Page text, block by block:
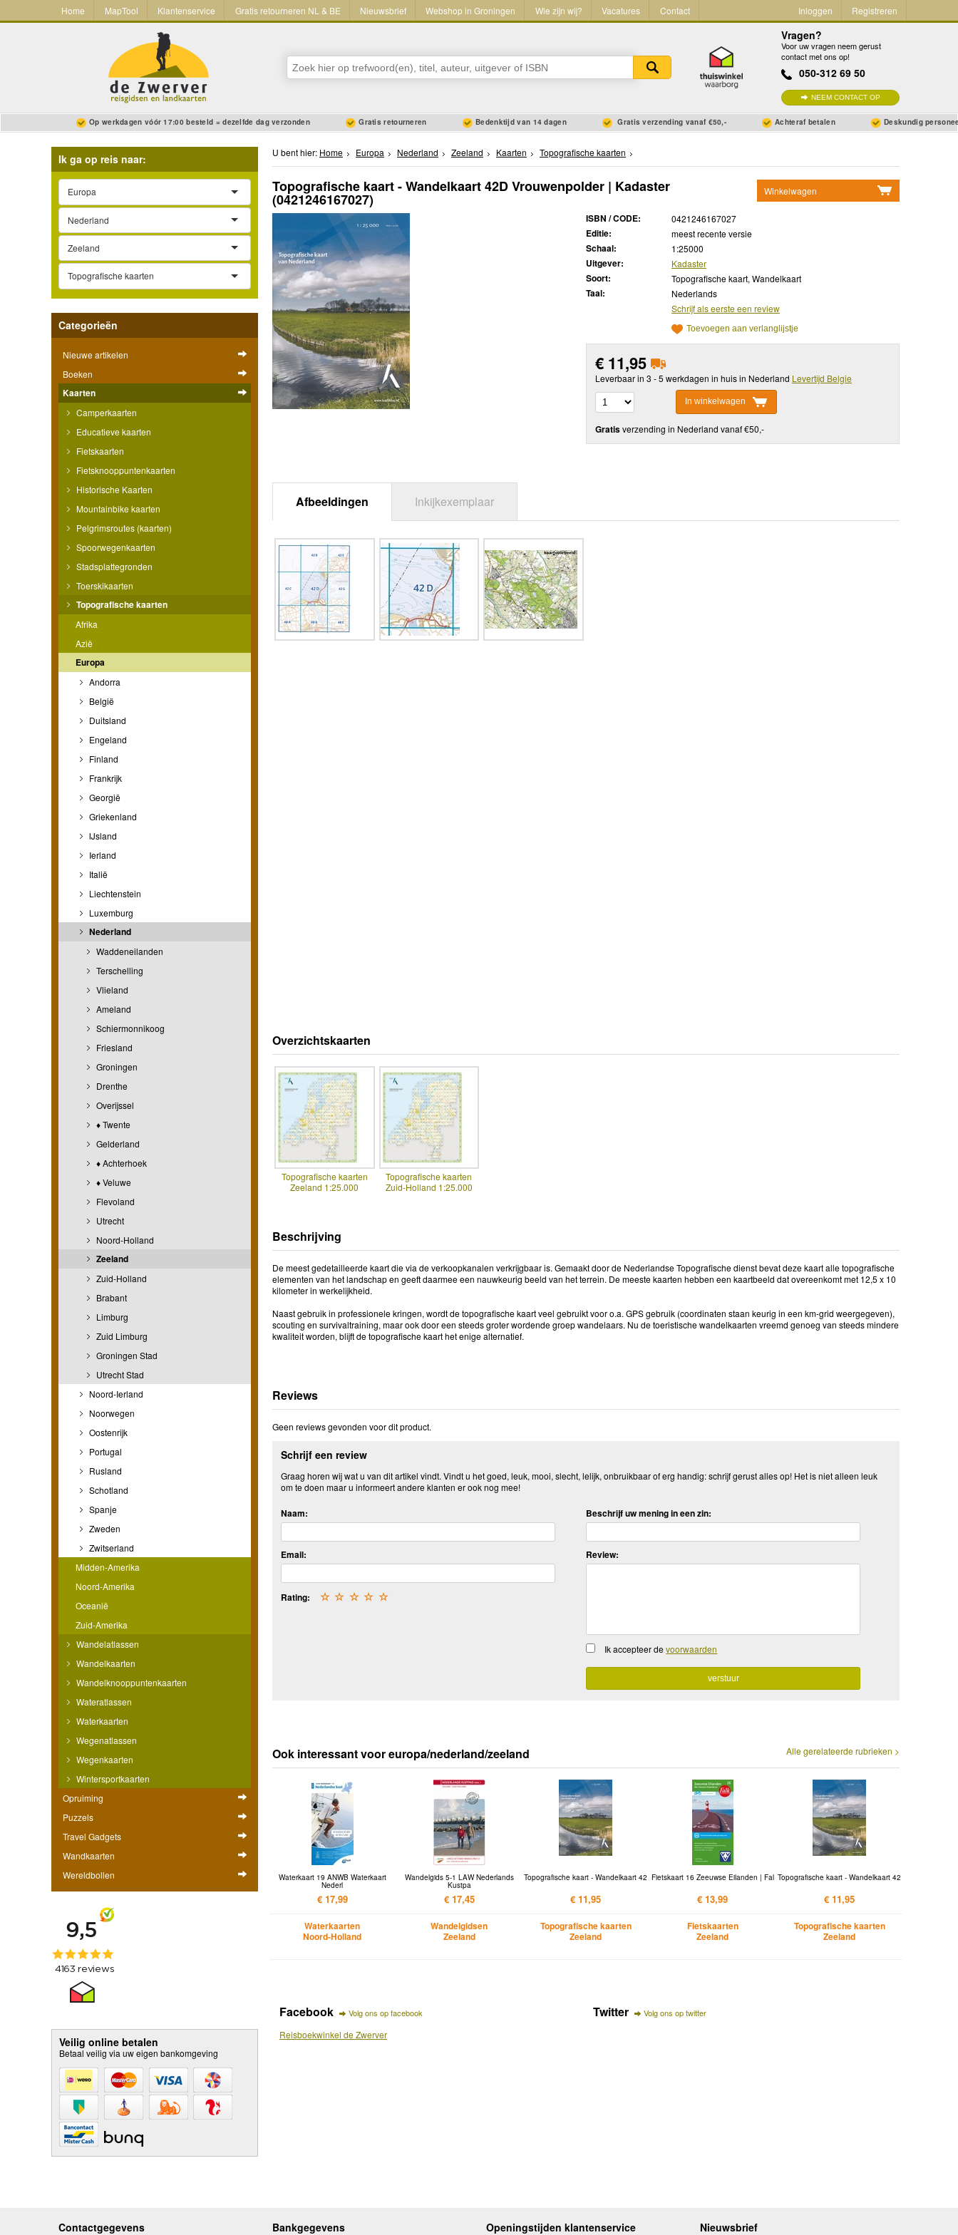
Home MapTool Klantenservice Gratis retourneren NL & BE Nieuwsbrief Webshop in Groningen Wie zijn wij? Vacatures Contact Inloggen Registreren
Vragen?
Voor uw vragen neem gerust
contact met ons op!
050-312 69 50
NEEM CONTACT OP
Op werkdagen vóór 17:00 besteld = dezelfde dag verzonden Gratis retourneren Bedenktijd van 14 dagen Gratis verzending vanaf €50,- Achteraf betalen Deskundig
Ik ga op reis naar:
Europa
Nederland
Zeeland
Topografische kaarten
Categorieën
Nieuwe artikelen
Boeken
Kaarten
Camperkaarten
Educatieve kaarten
Fietskaarten
Fietsknooppuntenkaarten
Historische Kaarten
Mountainbike kaarten
Pelgrimsroutes (kaarten)
Spoorwegenkaarten
Stadsplattegronden
Toerskikaarten
Topografische kaarten
Afrika
Azië
Europa
Andorra
België
Duitsland
Engeland
Finland
Frankrijk
Georgië
Griekenland
IJsland
Ierland
Italië
Liechtenstein
Luxemburg
Nederland
Waddeneilanden
Terschelling
Vlieland
Ameland
Schiermonnikoog
Friesland
Groningen
Drenthe
Overijssel
♦ Twente
Gelderland
♦ Achterhoek
♦ Veluwe
Flevoland
Utrecht
Noord-Holland
Zeeland
Zuid-Holland
Brabant
Limburg
Zuid Limburg
Groningen Stad
Utrecht Stad
Noord-Ierland
Noorwegen
Oostenrijk
Portugal
Rusland
Schotland
Spanje
Zweden
Zwitserland
Midden-Amerika
Noord-Amerika
Oceanië
Zuid-Amerika
Wandelatlassen
Wandelkaarten
Wandelknooppuntenkaarten
Wateratlassen
Waterkaarten
Wegenatlassen
Wegenkaarten
Wintersportkaarten
Opruiming
Puzzels
Travel Gadgets
Wandkaarten
Wereldbollen
Veilig online betalen
Betaal veilig via uw eigen bankomgeving
U bent hier: Home Europa Nederland Zeeland Kaarten Topografische kaarten
Winkelwagen
Topografische kaart - Wandelkaart 42D Vrouwenpolder | Kadaster
(0421246167027)
ISBN / CODE: 0421246167027
Editie: meest recente versie
Schaal: 1:25000
Uitgever: Kadaster
Soort: Topografische kaart, Wandelkaart
Taal:
Nederlands
Schrijf als eerste een review
Toevoegen aan verlanglijstje
€ 11,95
Leverbaar in 3 - 5 werkdagen in huis in Nederland Levertijd Belgie
In winkelwagen
Gratisverzending in Nederland vanaf €50,-
Afbeeldingen Inkijkexemplaar
Overzichtskaarten
Topografische kaarten
Zeeland 1:25.000
Topografische kaarten
Zuid-Holland 1:25.000
Beschrijving
De meest gedetailleerde kaart die via de verkoopkanalen verkrijgbaar is. Gemaakt door de Nederlandse Topografische dienst bevat deze kaart alle topografische
elementen van het landschap en geeft daarmee een nauwkeurig beeld van het terrein. De meeste kaarten hebben een kaartbeeld dat overeenkomt met 12,5 x 10
kilometer in werkelijkheid.
Naast gebruik in professionele kringen, wordt de topografische kaart veel gebruikt voor o.a. GPS gebruik (coordinaten staan keurig in een km-grid weergegeven),
scouting en survivaltraining, maar ook door een steeds groter wordende groep wandelaars. Nu de toeristische wandelkaarten vreemd genoeg van steeds mindere
kwaliteit worden, blijft de topografische kaart het enige alternatief.
Reviews
Geen reviews gevonden voor dit product.
Schrijf een review
Graag horen wij wat u van dit artikel vindt. Vindt u het goed, leuk, mooi, slecht, lelijk, onbruikbaar of erg handig: schrijf gerust alles op! Het is niet alleen leuk
om te doen maar u informeert andere klanten er ook nog mee!
Naam:
Email:
Rating: ☆
☆
☆
☆
☆
Beschrijf uw mening in een zin:
Review:
Ik accepteer devoorwaarden
Alle gerelateerde rubrieken >
Ook interessant voor europa/nederland/zeeland
Waterkaart 19 ANWB Waterkaart
Nederl
€ 17,99
Waterkaarten
Noord-Holland
Wandelgids 5-1 LAW Nederlands
Kustpa
€ 17,45
Wandelgidsen
Zeeland
Topografische kaart - Wandelkaart 42
€ 11,95
Topografische kaarten
Zeeland
Fietskaart 16 Zeeuwse Eilanden | Fal
€ 13,99
Fietskaarten
Zeeland
Topografische kaart - Wandelkaart 42
€ 11,95
Topografische kaarten
Zeeland
Facebook Volg ons op facebook
Reisboekwinkel de Zwerver
Twitter Volg ons op twitter
Contactgegevens Bankgegevens Openingstijden klantenservice Nieuwsbrief